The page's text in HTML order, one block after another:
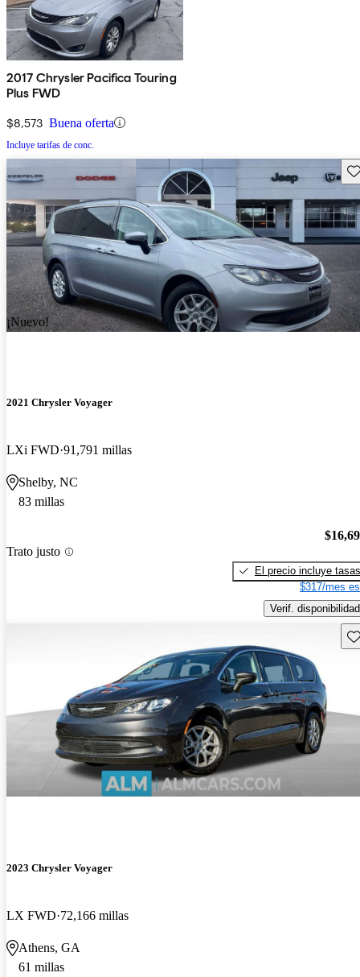
2017 Chrysler Pacifica Touring
Plus FWD
$8,573 Buena oferta
Incluye tarifas de conc.
¡Nuevo!
2021 Chrysler Voyager
LXi FWD 91,791 millas
Shelby, NC
83 millas
Trato justo
El precio incluye tasas
$317/mes
Verif. disponibilidad
2023 Chrysler Voyager
LX FWD 72,166 millas
Athens, GA
61 millas